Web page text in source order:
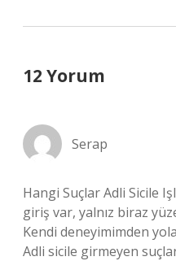
12 Yorum
Serap
Hangi Suçlar Adli Sicile
giriş var, yalnız biraz
Kendi deneyimimden
Adli sicile girmeyen